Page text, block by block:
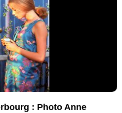
: Photo Anne